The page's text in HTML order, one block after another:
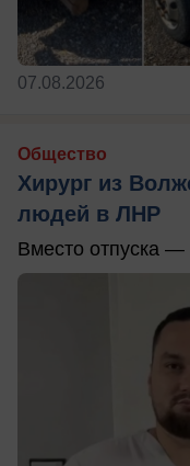
07.08.2026
Общество
Хирург из
людей в ЛНР
Вместо отпуска —